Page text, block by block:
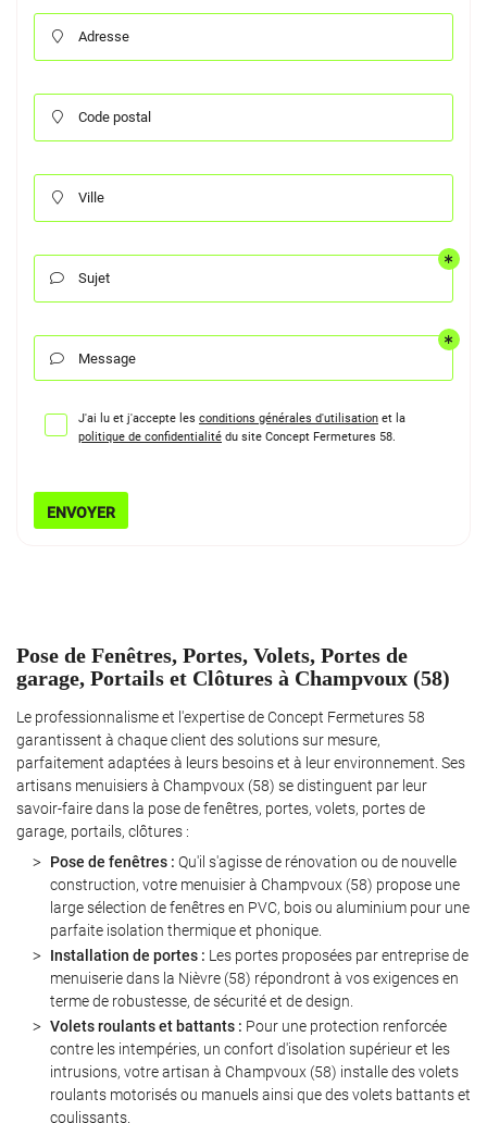
 Adresse
 Code postal
 Ville
 Sujet
 Message
J'ai lu et j'accepte les conditions générales d'utilisation et la
politique de confidentialité du site Concept Fermetures 58.
ENVOYER
Pose de Fenêtres, Portes, Volets, Portes de
garage, Portails et Clôtures à Champvoux (58)
Le professionnalisme et l'expertise de Concept Fermetures 58
garantissent à chaque client des solutions sur mesure,
parfaitement adaptées à leurs besoins et à leur environnement. Ses
artisans menuisiers à Champvoux (58) se distinguent par leur
savoir-faire dans la pose de fenêtres, portes, volets, portes de
garage, portails, clôtures :
Pose de fenêtres : Qu'il s'agisse de rénovation ou de nouvelle
construction, votre menuisier à Champvoux (58) propose une
large sélection de fenêtres en PVC, bois ou aluminium pour une
parfaite isolation thermique et phonique.
Installation de portes : Les portes proposées par entreprise de
menuiserie dans la Nièvre (58) répondront à vos exigences en
terme de robustesse, de sécurité et de design.
Volets roulants et battants : Pour une protection renforcée
contre les intempéries, un confort d'isolation supérieur et les
intrusions, votre artisan à Champvoux (58) installe des volets
roulants motorisés ou manuels ainsi que des volets battants et
coulissants.